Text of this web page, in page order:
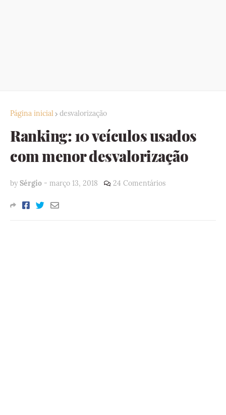
Página inicial desvalorização
Ranking: 10 veículos usados
com menor desvalorização
by Sérgio - março 13, 2018 24 Comentários